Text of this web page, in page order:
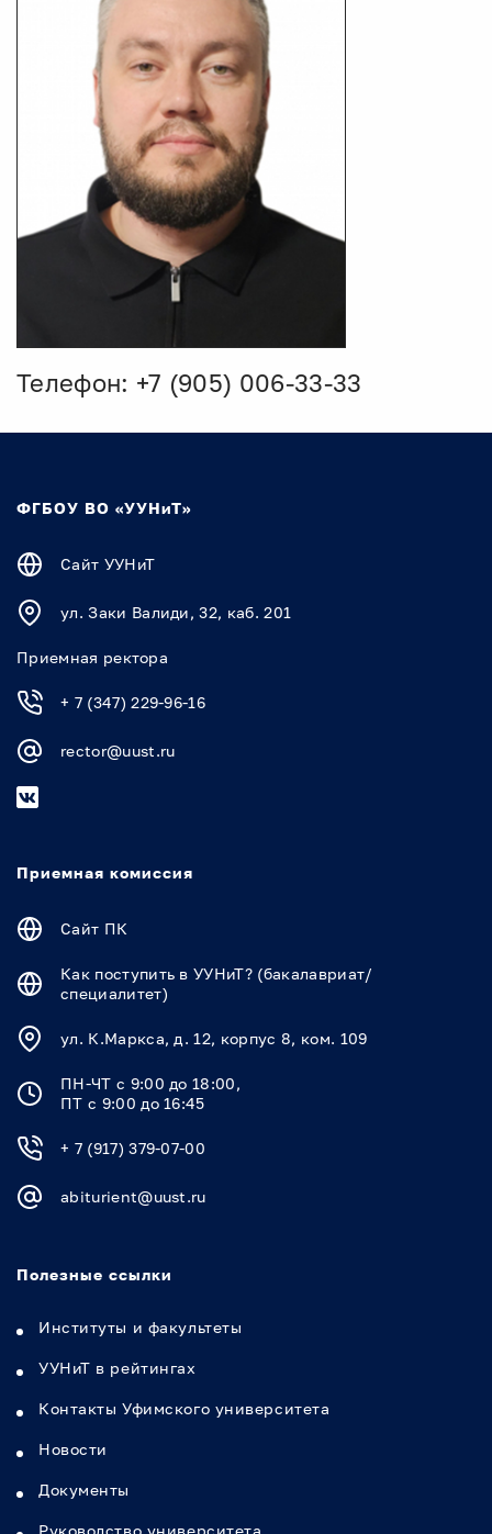
Телефон: +7 (905) 006-33-33
ФГБОУ ВО «УУНиТ»
Сайт УУНиТ
ул. Заки Валиди, 32, каб. 201
Приемная ректора
+ 7 (347) 229-96-16
rector@uust.ru
Приемная комиссия
Сайт ПК
Как поступить в УУНиТ? (бакалавриат/
специалитет)
ул. К.Маркса, д. 12, корпус 8, ком. 109
ПН-ЧТ с 9:00 до 18:00,
ПТ с 9:00 до 16:45
+ 7 (917) 379-07-00
abiturient@uust.ru
Полезные ссылки
Институты и факультеты
УУНиТ в рейтингах
Контакты Уфимского университета
Новости
Документы
Руководство университета